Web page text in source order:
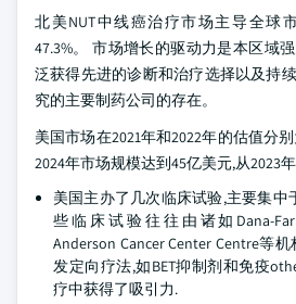
北美NUT中线癌治疗市场主导全球
47.3%。 市场增长的驱动力是本区域
泛获得先进的诊断和治疗选择以及持
究的主要制药公司的存在。
美国市场在2021年和2022年的估值分
2024年市场规模达到45亿美元,从2023
美国主办了几次临床试验,主要集中
些临床试验往往由诸如Dana-
Anderson Cancer Center Centre等
发定向疗法,如BET抑制剂和免疫
疗中获得了吸引力.